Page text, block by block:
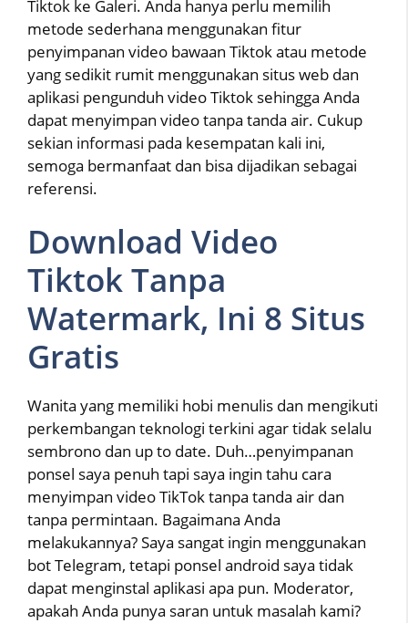
Tiktok ke Galeri. Anda hanya perlu memilih
metode sederhana menggunakan fitur
penyimpanan video bawaan Tiktok atau metode
yang sedikit rumit menggunakan situs web dan
aplikasi pengunduh video Tiktok sehingga Anda
dapat menyimpan video tanpa tanda air. Cukup
sekian informasi pada kesempatan kali ini,
semoga bermanfaat dan bisa dijadikan sebagai
referensi.
Download Video
Tiktok Tanpa
Watermark, Ini 8 Situs
Gratis
Wanita yang memiliki hobi menulis dan mengikuti
perkembangan teknologi terkini agar tidak selalu
sembrono dan up to date. Duh…penyimpanan
ponsel saya penuh tapi saya ingin tahu cara
menyimpan video TikTok tanpa tanda air dan
tanpa permintaan. Bagaimana Anda
melakukannya? Saya sangat ingin menggunakan
bot Telegram, tetapi ponsel android saya tidak
dapat menginstal aplikasi apa pun. Moderator,
apakah Anda punya saran untuk masalah kami?